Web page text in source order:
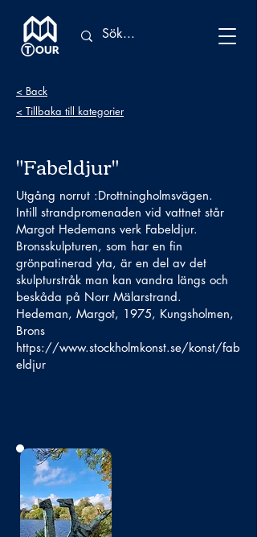
< Back
< Tillbaka till kategorier
"Fabeldjur"
Utgång norrut :Drottningholmsvägen.
Intill strandpromenaden vid vattnet står
Margot Hedemans verk Fabeldjur.
Bronsskulpturen, som har en fin
grönpatinerad yta, är en del av det
skulpturstråk man kan vandra längs och
beskåda på Norr Mälarstrand.
Hedeman, Margot, 1975, Kungsholmen,
Brons
https://www.stockholmkonst.se/konst/fab
eldjur
No photo